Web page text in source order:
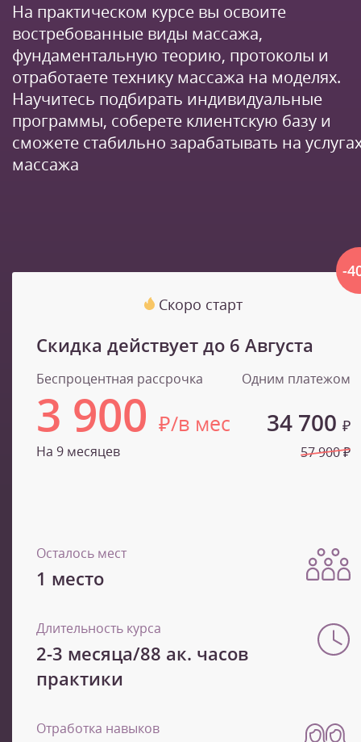
На практическом курсе вы освоите
востребованные виды массажа,
фундаментальную теорию, протоколы и
отработаете технику массажа на моделях.
Научитесь подбирать индивидуальные
программы, соберете клиентскую базу и
сможете стабильно зарабатывать на
массажа
-
Скоро старт
Скидка действует до 6 Августа
Беспроцентная рассрочка
3 900 ₽/в мес
На 9 месяцев
Одним платежом
34 700 ₽
57 900 ₽
Осталось мест
1 место
Длительность курса
2-3 месяца/88 ак. часов
практики
Отработка навыков